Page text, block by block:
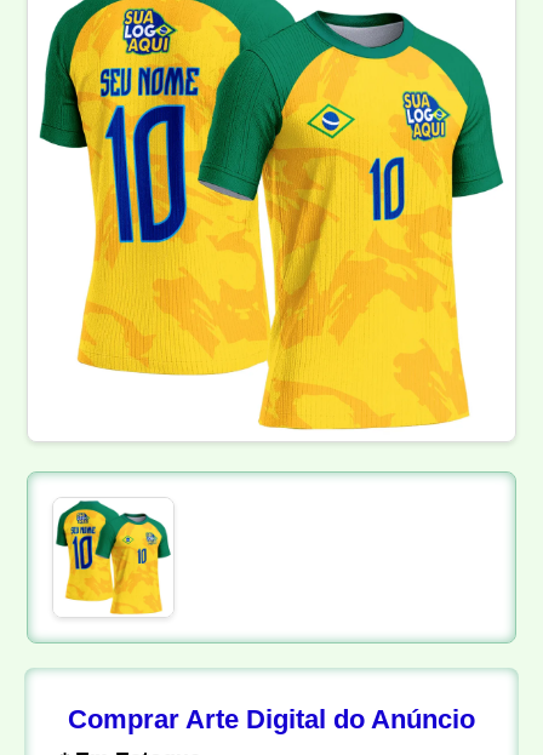
Comprar Arte Digital do Anúncio